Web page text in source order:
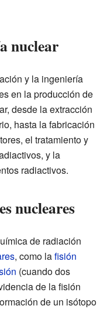
nuclear
y la ingeniería
en la producción de
desde la extracción
hasta la fabricación
el tratamiento y
y la
radiactivos.
nucleares
de radiación
, como lafisión
(cuando dos
de la fisión
de un isótopo